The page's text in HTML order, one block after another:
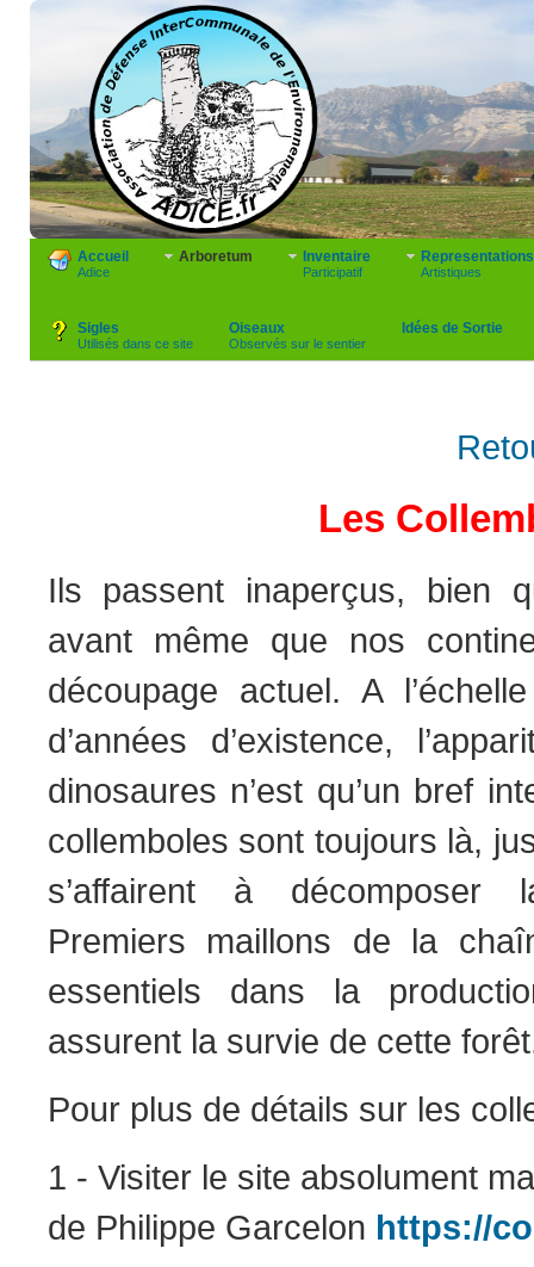
Accueil
Adice
Arboretum Inventaire
Participatif
Representations
Artistiques
Sigles
Utilisés dans ce site
Oiseaux
Observés sur le sentier
Idées de Sortie
Les
Ils passent inaperçus, bien
avant même que nos
découpage actuel. A
d’années d’existence,
dinosaures n’est qu’un bref
collemboles sont toujours là,
s’affairent à décomposer
Premiers maillons de la
essentiels dans la
assurent la survie de cette
Pour plus de détails sur les
1 - Visiter le site absolument
de Philippe Garcelon https://